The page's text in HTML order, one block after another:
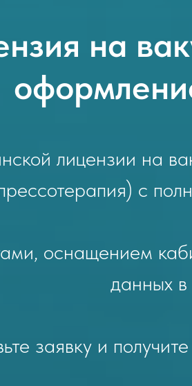
на
лицензии на
с
оснащением
данных
заявку и